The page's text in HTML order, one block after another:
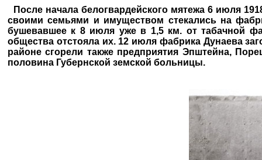
После начала белогвардейского мятежа 6 июля
своими семьями и имуществом стекались на
бушевавшее к 8 июля уже в 1,5 км. от табачной
общества отстояла их. 12 июля фабрика Дунаева
районе сгорели также предприятия Эпштейна,
половина Губернской земской больницы.